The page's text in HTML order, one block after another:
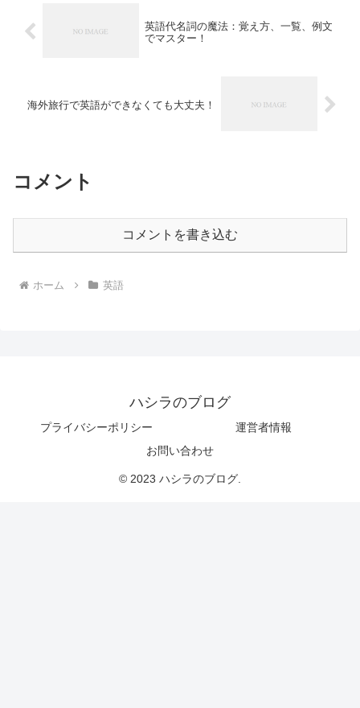
英語代名詞の魔法：覚え方、一覧、例文
でマスター！
海外旅行で英語ができなくても大丈夫！
コメント
コメントを書き込む
ホーム 英語
ハシラのブログ
プライバシーポリシー
運営者情報
お問い合わせ
© 2023 ハシラのブログ.